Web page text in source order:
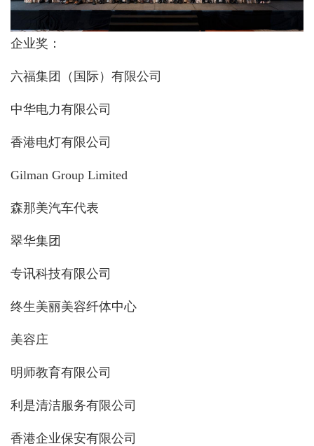
企业奖：
六福集团（国际）有限公司
中华电力有限公司
香港电灯有限公司
Gilman Group Limited
森那美汽车代表
翠华集团
专讯科技有限公司
终生美丽美容纤体中心
美容庄
明师教育有限公司
利是清洁服务有限公司
香港企业保安有限公司